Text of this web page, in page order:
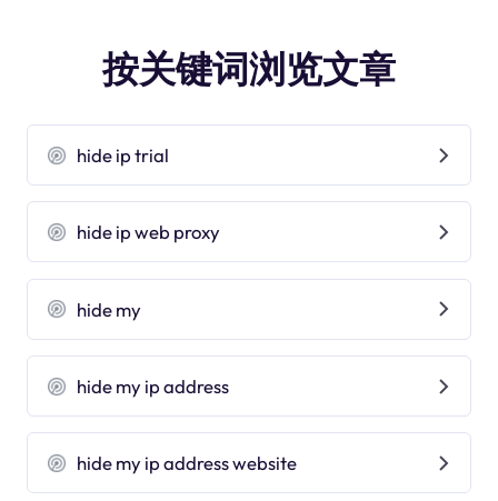
按关键词浏览文章
hide ip trial
hide ip web proxy
hide my
hide my ip address
hide my ip address website